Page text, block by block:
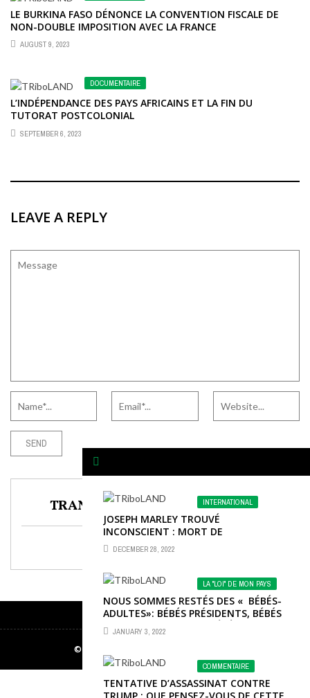
LE BURKINA FASO DÉNONCE LA CONVENTION FISCALE DE
NON-DOUBLE IMPOSITION AVEC LA FRANCE
AUGUST 9, 2023
DOCUMENTAIRE
L’INDÉPENDANCE DES PAYS AFRICAINS ET LA FIN DU
TUTORAT POSTCOLONIAL
SEPTEMBER 6, 2023
LEAVE A REPLY
INTERNATIONAL
JOSEPH MARLEY TROUVÉ
INCONSCIENT : MORT DE
COMPLICATIONS MÉDICALES
DECEMBER 28, 2022
LA "LOI" DE MON PAYS
NOUS SOMMES RESTÉS DES « BÉBÉS-
ADULTES»: BÉBÉS PRÉSIDENTS, BÉBÉS
PREMIERS MINISTRES, BÉBÉS
MINISTRES, BÉBÉS ...
JANUARY 3, 2022
COMMENTAIRE
TENTATIVE D’ASSASSINAT CONTRE
TRUMP : QUE PENSEZ-VOUS DE CETTE
TRANSLATE TO ANY LANGUAGE
© 2024 - All Rights Reserved to Triboland